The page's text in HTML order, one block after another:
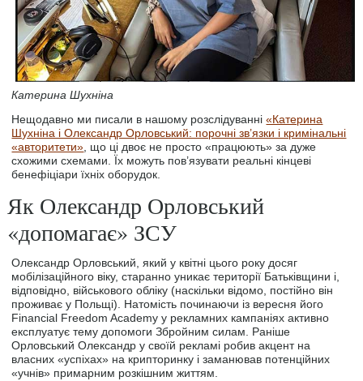
Катерина Шухніна
Нещодавно ми писали в нашому розслідуванні«Катерина
Шухніна і Олександр Орловський: порочні зв’язки і кримінальні
«авторитети», що ці двоє не просто «працюють» за дуже
схожими схемами. Їх можуть пов’язувати реальні кінцеві
бенефіціари їхніх оборудок.
Як Олександр Орловський
«допомагає» ЗСУ
Олександр Орловський, який у квітні цього року досяг
мобілізаційного віку, старанно уникає території Батьківщини і,
відповідно, військового обліку (наскільки відомо, постійно він
проживає у Польщі). Натомість починаючи із вересня його
Financial Freedom Academy у рекламних кампаніях активно
експлуатує тему допомоги Збройним силам. Раніше
Орловський Олександр у своїй рекламі робив акцент на
власних «успіхах» на крипторинку і заманював потенційних
«учнів» примарним розкішним життям.